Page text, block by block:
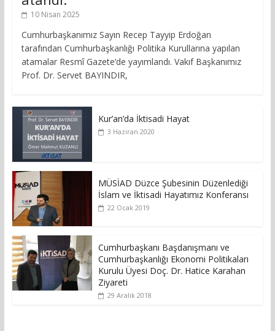
10 Nisan 2025
Cumhurbaşkanımız Sayın Recep Tayyip Erdoğan
tarafından Cumhurbaşkanlığı Politika Kurullarına yapılan
atamalar Resmî Gazete’de yayımlandı. Vakıf Başkanımız
Prof. Dr. Servet BAYINDIR,
Kur’an’da İktisadi Hayat
3 Haziran 2020
MÜSİAD Düzce Şubesinin Düzenlediği
İslam ve İktisadi Hayatımız Konferansı
22 Ocak 2019
Cumhurbaşkanı Başdanışmanı ve
Cumhurbaşkanlığı Ekonomi Politikaları
Kurulu Üyesi Doç. Dr. Hatice Karahan
Ziyareti
29 Aralık 2018